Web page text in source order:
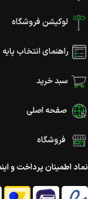
لوکیشن فروشگاه
راهنمای انتخاب
سبد خرید
صفحه اصلی
فروشگاه
نماد اطمینان پرداخت و